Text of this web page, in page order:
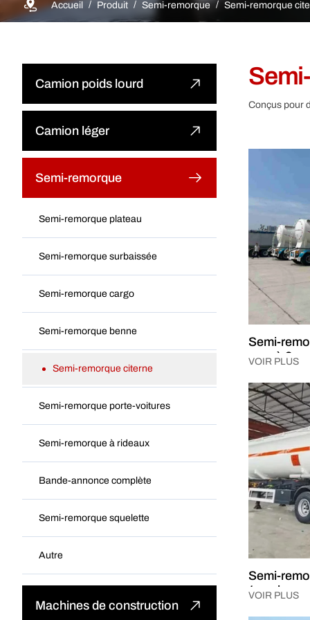
Accueil Produit Semi-remorque Semi-remorque
Camion poids lourd
Tombereau
Camion-benne tracteur
Camion de marchandises
Camion-citerne à eau
Camion malaxeur à béton
Camion-citerne à carburant
Camion-grue monté
Camion spécial
Camion léger
Camion-benne léger
Semi-remorque
Semi-remorque plateau
Semi-remorque surbaissée
Semi-remorque cargo
Semi-remorque benne
Semi-remorque citerne
Semi-remorque porte-voitures
Semi-remorque à rideaux
Bande-annonce complète
Semi-remorque squelette
Autre
Machines de construction
Conçus pour
Semi-
vrac à 3
VOIR PLUS
Semi-
4 essieux
VOIR PLUS